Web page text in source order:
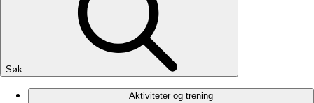
Søk
Aktiviteter og trening